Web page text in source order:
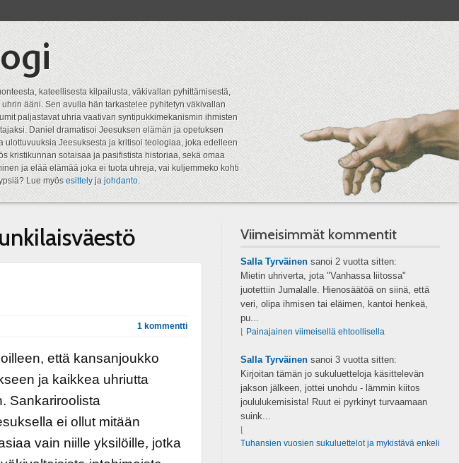
kateellisesta kilpailusta, väkivallan pyhittämisestä,
ääni. Sen avulla hän tarkastelee pyhitetyn väkivallan
paljastavat uhria vaativan syntipukkimekanismin ihmisten
Daniel dramatisoi Jeesuksen elämän ja opetuksen
ulottuvuuksia Jeesuksesta ja kritisoi teologiaa, joka edelleen
kristikunnan sotaisaa ja pasifistista historiaa, sekä omaa
ja elää elämää joka ei tuota uhreja, vai kuljemmeko kohti
Lue myösesittelyjajohdanto.
1 kommentti
että kansanjoukko
ja kaikkea uhriutta
Sankariroolista
ei ollut mitään
vain niille yksilöille, jotka
Viimeisimmät kommentit
Salla Tyrväinensanoi 2 vuotta sitten:
Mietin uhriverta, jota "Vanhassa liitossa"
juotettiin Jumalalle. Hienosäätöä on siinä, että
veri, olipa ihmisen tai eläimen, kantoi henkeä,
pu...
Painajainen viimeisellä ehtoollisella
Salla Tyrväinensanoi 3 vuotta sitten:
Kirjoitan tämän jo sukuluetteloja käsittelevän
jakson jälkeen, jottei unohdu - lämmin kiitos
joululukemisista! Ruut ei pyrkinyt turvaamaan
suink...
Tuhansien vuosien sukuluettelot ja mykistävä enkeli